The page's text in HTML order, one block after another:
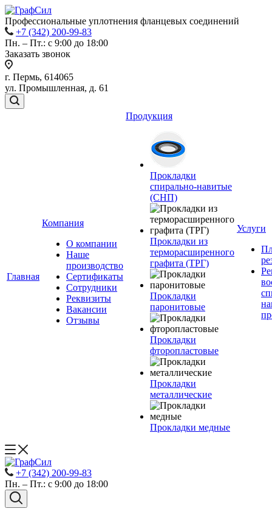
Профессиональные уплотнения фланцевых соединений
+7 (342) 200-99-83
Пн. – Пт.: с 9:00 до 18:00
Заказать звонок
г. Пермь, 614065
ул. Промышленная, д. 61
Главная
Компания
О компании
Наше
производство
Сертификаты
Сотрудники
Реквизиты
Вакансии
Отзывы
Продукция
Прокладки
спирально-навитые
(СНП)
Прокладки из
терморасширенного
графита (ТРГ)
Прокладки
паронитовые
Прокладки
фторопластовые
Прокладки
металлические
Прокладки медные
Услуги
+7 (342) 200-99-83
Пн. – Пт.: с 9:00 до 18:00